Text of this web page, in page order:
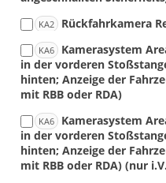
KA2 Rückfahrkamera
KA6
Kamerasystem
in der vorderen
hinten; Anzeige der
mit RBB oder RDA)
KA6
Kamerasystem
in der vorderen
hinten; Anzeige der
mit RBB oder RDA) (nur